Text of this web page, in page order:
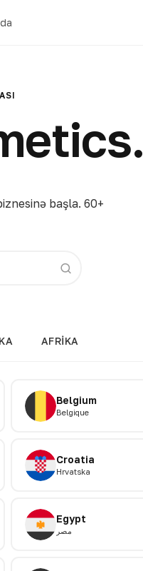
başla. 60+
AFRIKA
Belgium
Belgique
Croatia
Hrvatska
Egypt
مصر